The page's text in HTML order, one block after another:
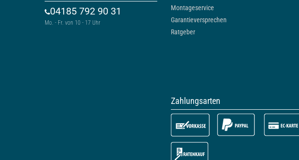
04185 792 90 31
Mo. - Fr. von 10 - 17 Uhr
Montageservice
Garantieversprechen
Ratgeber
Zahlungsarten